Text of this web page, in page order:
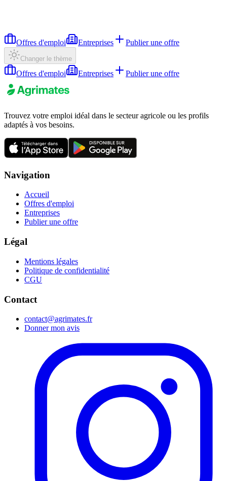
Offres d'emploi Entreprises Publier une offre
Changer le thème
Offres d'emploi Entreprises Publier une offre
Trouvez votre emploi idéal dans le secteur agricole ou les profils
adaptés à vos besoins.
Navigation
Accueil
Offres d'emploi
Entreprises
Publier une offre
Légal
Mentions légales
Politique de confidentialité
CGU
Contact
contact@agrimates.fr
Donner mon avis